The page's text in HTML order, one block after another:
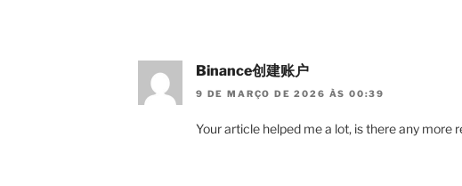
Binance创建账户
9 DE MARÇO DE 2026 ÀS 00:39
Your article helped me a lot, is there any more